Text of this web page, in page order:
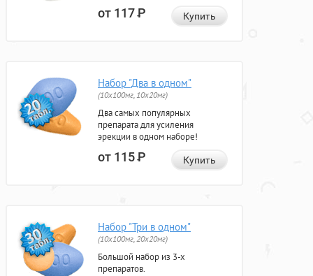
от 117Р Купить
Набор "Два в одном"
(10x100мг, 10x20мг)
Два самых популярных
препарата для усиления
эрекции в одном наборе!
от 115Р Купить
Набор "Три в одном"
(10x100мг, 20x20мг)
Большой набор из 3-х
препаратов.